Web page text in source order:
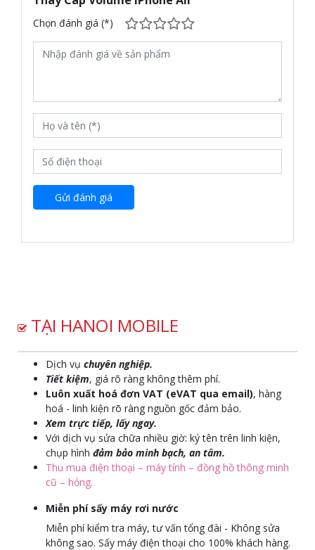
Chọn đánh giá (*)
Gửi đánh giá
TẠI HANOI MOBILE
Dịch vụ chuyên nghiệp.
Tiết kiệm, giá rõ ràng không thêm phí.
Luôn xuất hoá đơn VAT (eVAT qua email), hàng
hoá - linh kiện rõ ràng nguồn gốc đảm bảo.
Xem trực tiếp, lấy ngay.
Với dịch vụ sửa chữa nhiều giờ: ký tên trên linh kiện,
chụp hình đảm bảo minh bạch, an tâm.
Thu mua điện thoại – máy tính – đồng hồ thông minh
cũ – hỏng.
Miễn phí sấy máy rơi nước
Miễn phí kiểm tra máy, tư vấn tổng đài - Không sửa
không sao. Sấy máy điện thoại cho 100% khách hàng.